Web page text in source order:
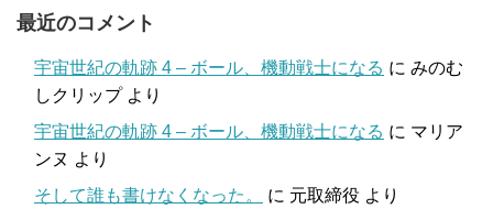
最近のコメント
宇宙世紀の軌跡 4 – ボール、機動戦士になる に みのむ
しクリップより
宇宙世紀の軌跡 4 – ボール、機動戦士になる に マリア
ンヌ より
そして誰も書けなくなった。
に 元取締役 より